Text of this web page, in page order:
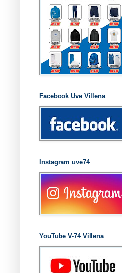
Facebook Uve Villena
Instagram uve74
YouTube V-74 Villena